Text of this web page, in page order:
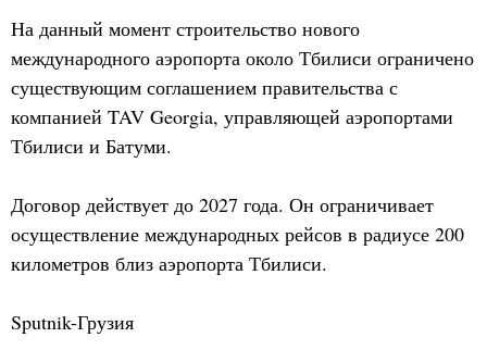
На данный момент строительство нового
международного аэропорта около Тбилиси ограничено
существующим соглашением правительства с
компанией TAV Georgia, управляющей аэропортами
Тбилиси и Батуми.
Договор действует до 2027 года. Он ограничивает
осуществление международных рейсов в радиусе 200
километров близ аэропорта Тбилиси.
Sputnik-Грузия